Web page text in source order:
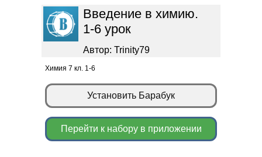
Введение в химию.
1-6 урок
Автор: Trinity79
Химия 7 кл. 1-6
Установить Барабук
Перейти к набору в приложении